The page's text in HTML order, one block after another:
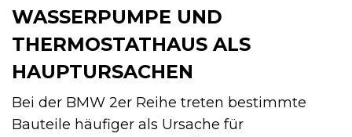
WASSERPUMPE UND
THERMOSTATHAUS ALS
HAUPTURSACHEN
Bei der BMW 2er Reihe treten bestimmte
Bauteile häufiger als Ursache für